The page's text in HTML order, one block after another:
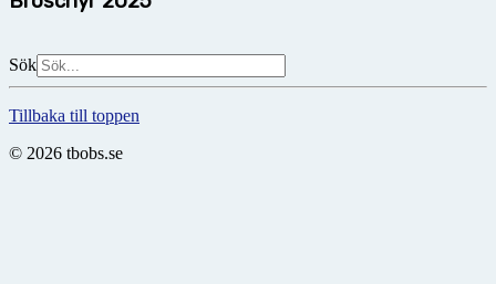
Sök
Tillbaka till toppen
© 2026 tbobs.se